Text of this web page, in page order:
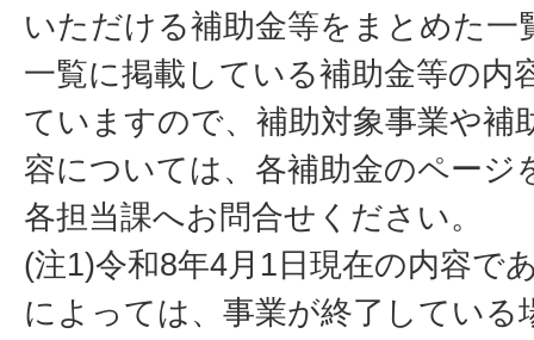
いただける補助金等をまとめた一
一覧に掲載している補助金等の内
ていますので、補助対象事業や補
容については、各補助金のページ
各担当課へお問合せください。
(注1)令和8年4月1日現在の内容で
によっては、事業が終了している